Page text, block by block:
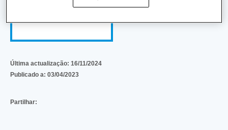
Última actualização: 16/11/2024
Publicado a: 03/04/2023
Partilhar: